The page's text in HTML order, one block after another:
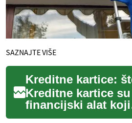
SAZNAJTE VIŠE
Kreditne kartice
financijski alat koji
omogućuje